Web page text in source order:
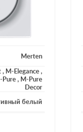
Merten
, M-Elegance,
Pure, M-Pure
Decor
белый